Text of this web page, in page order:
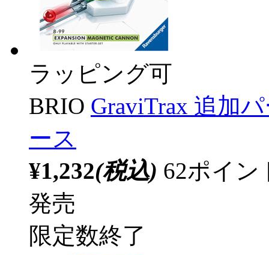
ラッピング可
BRIO GraviTrax 追加
ース
¥1,232(税込) 62ポイ
発売
限定数終了